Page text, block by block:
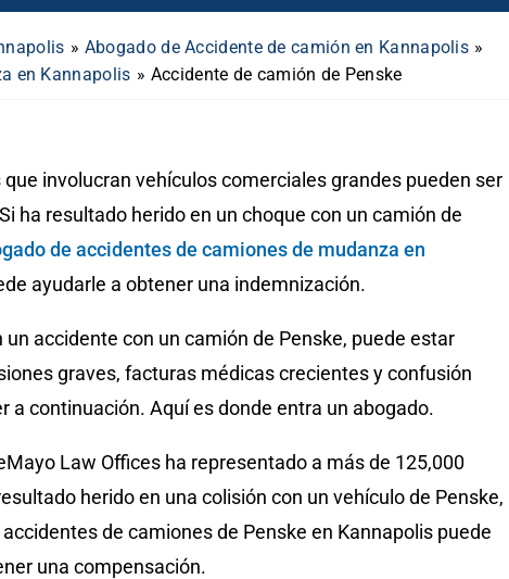
» Abogado de Accidente de camión en Kannapolis »
en Kannapolis » Accidente de camión de Penske
involucran vehículos comerciales grandes pueden ser
ha resultado herido en un choque con un camión de
de accidentes de camiones de mudanza en
ayudarle a obtener una indemnización.
un accidente con un camión de Penske, puede estar
graves, facturas médicas crecientes y confusión
a continuación. Aquí es donde entra un abogado.
Law Offices ha representado a más de 125,000
herido en una colisión con un vehículo de Penske,
de camiones de Penske en Kannapolis puede
una compensación.